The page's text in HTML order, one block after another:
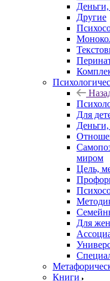
Другие
Для
миром
Цель,
Для
Книги